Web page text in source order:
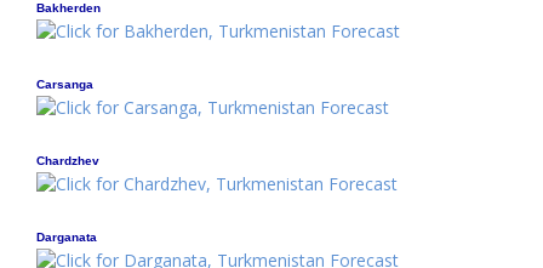
Bakherden
Carsanga
Chardzhev
Darganata